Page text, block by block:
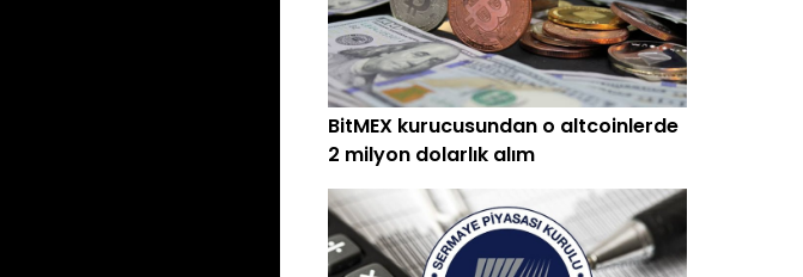
BitMEX kurucusundan o altcoinlerde
2 milyon dolarlık alım